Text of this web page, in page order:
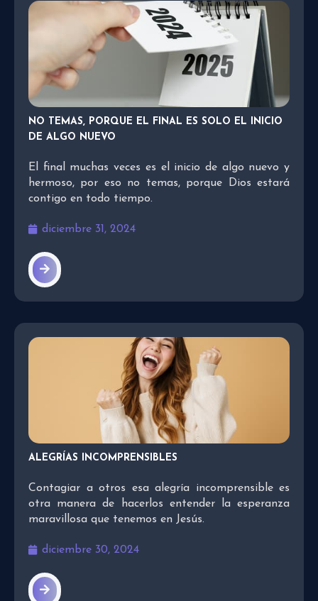
NO TEMAS, PORQUE EL FINAL ES SOLO EL INICIO
DE ALGO NUEVO
El final muchas veces es el inicio de algo nuevo y
hermoso, por eso no temas, porque Dios estará
contigo en todo tiempo.
diciembre 31, 2024
ALEGRÍAS INCOMPRENSIBLES
Contagiar a otros esa alegría incomprensible es
otra manera de hacerlos entender la esperanza
maravillosa que tenemos en Jesús.
diciembre 30, 2024